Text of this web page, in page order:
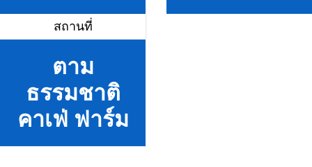
สถานที่
ตาม
ธรรมชาติ
คาเฟ่ ฟาร์ม